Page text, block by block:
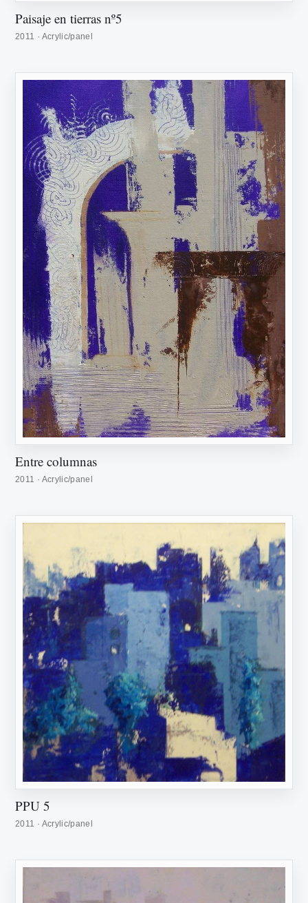
Paisaje en tierras nº5
2011 · Acrylic/panel
Entre columnas
2011 · Acrylic/panel
PPU 5
2011 · Acrylic/panel